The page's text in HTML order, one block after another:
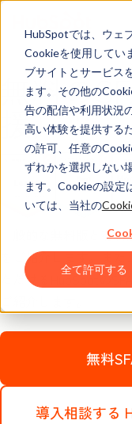
HubSpotでは、ウェ
Cookieを使用してい
ブサイトとサービス
ます。その他の
告の配信や利用状況
高い体験を提供する
の許可、任意の
ずれかを選択しない
ます。Cookieの設定
いては、当社の
全て許可する
無料の
援）ツ
一般的な無料版と有
をご紹介します。ま
ただけるHubSpotの
無料
導入相談する